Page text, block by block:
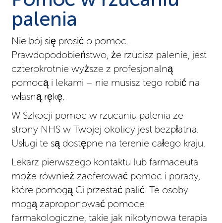
palenia
Nie bój się prosić o pomoc.
Prawdopodobieństwo, że rzucisz palenie, jest
czterokrotnie wyższe z profesjonalną
pomocą i lekami – nie musisz tego robić na
własną rękę.
W Szkocji pomoc w rzucaniu palenia ze
strony NHS w Twojej okolicy jest bezpłatna.
Usługi te są dostępne na terenie całego kraju.
Lekarz pierwszego kontaktu lub farmaceuta
może również zaoferować pomoc i porady,
które pomogą Ci przestać palić. Te osoby
mogą zaproponować pomoce
farmakologiczne, takie jak nikotynowa terapia